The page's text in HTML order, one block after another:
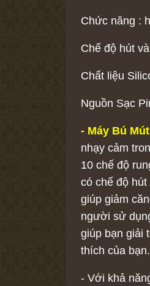
Chức năng :
Chế độ hút
Chất liệu
Nguồn Sạc
- Máy Bú
nhạy cảm
10 chế độ
có chế độ
giúp giảm
người sử
giúp bạn giải
thích của
- Với khả